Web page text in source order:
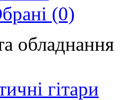
(0)
обладнання
гітари